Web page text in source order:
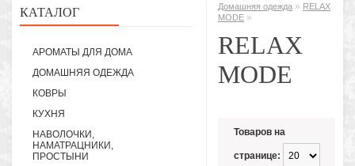
КАТАЛОГ
АРОМАТЫ ДЛЯ ДОМА
ДОМАШНЯЯ ОДЕЖДА
КОВРЫ
КУХНЯ
НАВОЛОЧКИ,
НАМАТРАЦНИКИ,
ПРОСТЫНИ
Домашняя одежда » RELAX
MODE »
RELAX
MODE
Товаров на
странице: